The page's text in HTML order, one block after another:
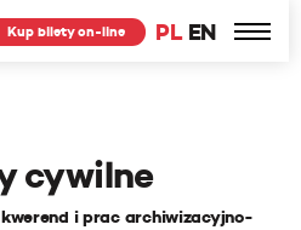
PL EN
Kup bilety on-line
cywilne
i prac archiwizacyjno-